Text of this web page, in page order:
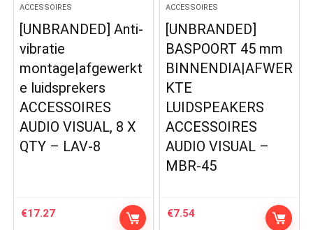
ACCESSOIRES
[UNBRANDED] Anti-
vibratie
montage|afgewerkt
e luidsprekers
ACCESSOIRES
AUDIO VISUAL, 8 X
QTY – LAV-8
€17.27
ACCESSOIRES
[UNBRANDED]
BASPOORT 45 mm
BINNENDIA|AFWER
KTE
LUIDSPEAKERS
ACCESSOIRES
AUDIO VISUAL –
MBR-45
€7.54